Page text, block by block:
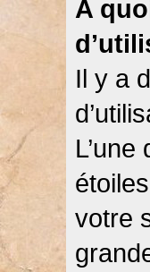
A
Il y a
votre